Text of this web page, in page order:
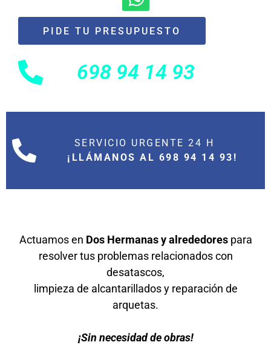
PIDE TU PRESUPUESTO
698 94 14 93
SERVICIO URGENTE 24 H
¡LLÁMANOS AL 698 94 14 93!
Actuamos en Dos Hermanas y alrededorespara
resolver tus problemas relacionados con
desatascos,
limpieza de alcantarillados y reparación de
arquetas.
¡Sin necesidad de obras!